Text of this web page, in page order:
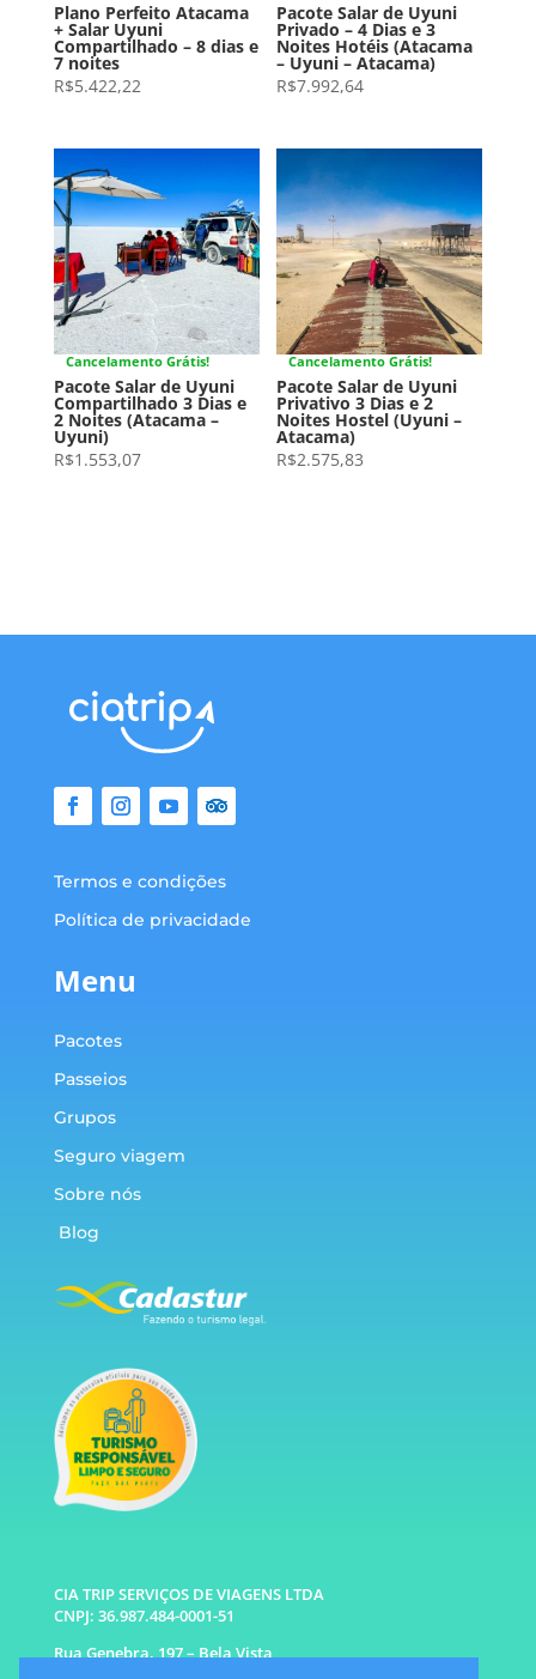
Plano Perfeito Atacama
+ Salar Uyuni
Compartilhado – 8 dias e
7 noites
R$5.422,22
Pacote Salar de Uyuni
Privado – 4 Dias e 3
Noites Hotéis (Atacama
– Uyuni – Atacama)
R$7.992,64
Cancelamento Grátis!
Pacote Salar de Uyuni
Compartilhado 3 Dias e
2 Noites (Atacama –
Uyuni)
R$1.553,07
Cancelamento Grátis!
Pacote Salar de Uyuni
Privativo 3 Dias e 2
Noites Hostel (Uyuni –
Atacama)
R$2.575,83
Termos e condições
Política de privacidade
Menu
Pacotes
Passeios
Grupos
Seguro viagem
Sobre nós
Blog
CIA TRIP SERVIÇOS DE VIAGENS LTDA
CNPJ: 36.987.484-0001-51
Rua Genebra, 197 – Bela Vista